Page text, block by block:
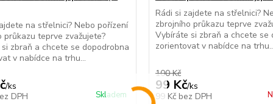
na střelnici? Nebo pořízení
průkazu teprve zvažujete?
zbraň a chcete se dopodrobna
v nabídce na trhu...
/ks
DPH
Skladem
Rádi si zajdete na střelnici?
zbrojního průkazu teprve
Vybíráte si zbraň a chcete se
zorientovat v nabídce na
100 Kč
99 Kč/ks
99 Kč bez DPH